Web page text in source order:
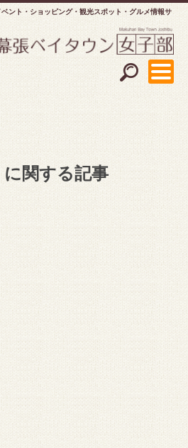
ント・ショッピング
観光スポット・グルメ情報サ
関する記事